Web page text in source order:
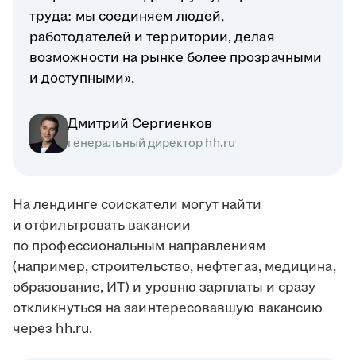
труда: мы соединяем людей,
работодателей и территории, делая
возможности на рынке более прозрачными
и доступными».
Дмитрий Сергиенков
генеральный директор hh.ru
На лендинге соискатели могут найти
и отфильтровать вакансии
по профессиональным направлениям
(например, строительство, нефтегаз, медицина,
образование, ИТ) и уровню зарплаты и сразу
откликнуться на заинтересовавшую вакансию
через hh.ru.